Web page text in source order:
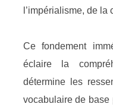
l’impérialisme, de
Ce fondement
éclaire la
détermine les
vocabulaire de base